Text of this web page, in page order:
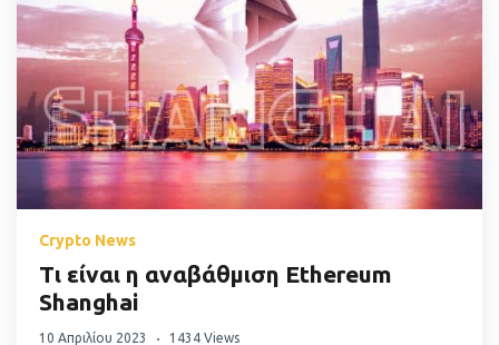
Crypto News
Τι είναι η αναβάθμιση Ethereum
Shanghai
10 Απριλίου 2023 1434 Views